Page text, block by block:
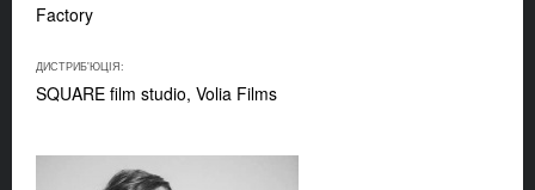
Factory
ДИСТРИБ'ЮЦІЯ:
SQUARE film studio, Volia Films